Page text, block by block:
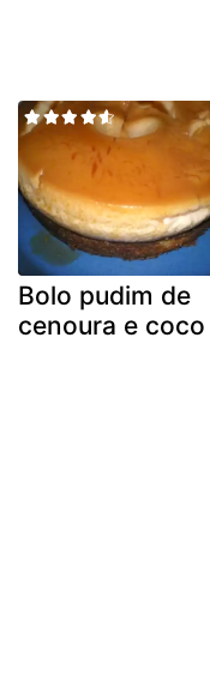
Bolo pudim de
cenoura e coco